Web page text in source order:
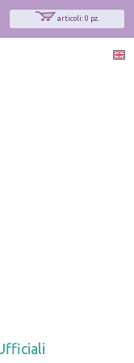
articoli: 0 pz.